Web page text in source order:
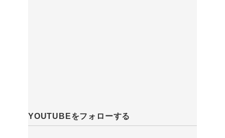
YOUTUBEをフォローする